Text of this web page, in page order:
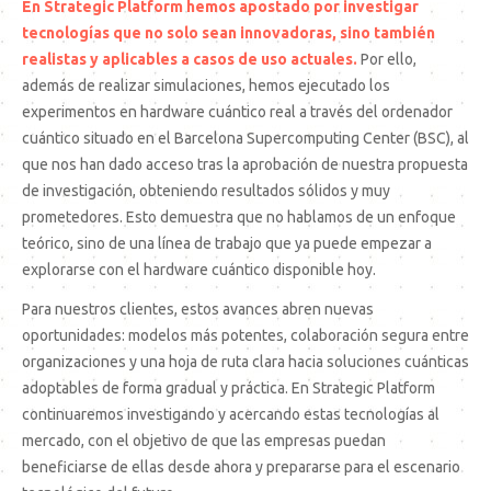
En Strategic Platform hemos apostado por investigar
tecnologías que no solo sean innovadoras, sino también
realistas y aplicables a casos de uso actuales. Por ello,
además de realizar simulaciones, hemos ejecutado los
experimentos en hardware cuántico real a través del ordenador
cuántico situado en el Barcelona Supercomputing Center (BSC), al
que nos han dado acceso tras la aprobación de nuestra propuesta
de investigación, obteniendo resultados sólidos y muy
prometedores. Esto demuestra que no hablamos de un enfoque
teórico, sino de una línea de trabajo que ya puede empezar a
explorarse con el hardware cuántico disponible hoy.
Para nuestros clientes, estos avances abren nuevas
oportunidades: modelos más potentes, colaboración segura entre
organizaciones y una hoja de ruta clara hacia soluciones cuánticas
adoptables de forma gradual y práctica. En Strategic Platform
continuaremos investigando y acercando estas tecnologías al
mercado, con el objetivo de que las empresas puedan
beneficiarse de ellas desde ahora y prepararse para el escenario